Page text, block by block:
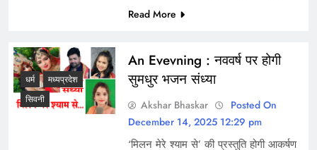
Read More
धर्म
मध्यप्रदेश
सिवनी
An Evevning : नववर्ष पर होगी
सुमधुर भजन संध्या
Akshar Bhaskar
Posted On
December 14, 2025 12:29 pm
‘मिलन मेरे श्याम से’ की प्रस्तुति होगी आकर्षण